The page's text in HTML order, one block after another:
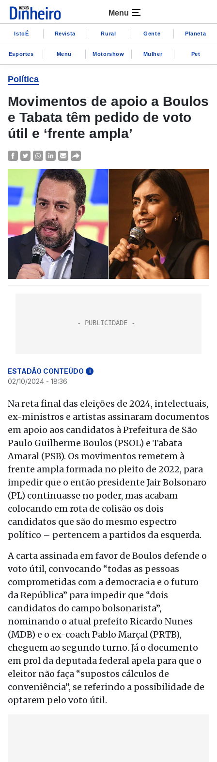
Menu
IstoÉ Revista Rural Gente Planeta
Esportes Menu Motorshow Mulher Pet
Política
Movimentos de apoio a Boulos
e Tabata têm pedido de voto
útil e ‘frente ampla’
ESTADÃO CONTEÚDO i
02/10/2024 - 18:36
Na reta final das eleições de 2024, intelectuais,
ex-ministros e artistas assinaram documentos
em apoio aos candidatos à Prefeitura de São
Paulo Guilherme Boulos (PSOL) e Tabata
Amaral (PSB). Os movimentos remetem à
frente ampla formada no pleito de 2022, para
impedir que o então presidente Jair Bolsonaro
(PL) continuasse no poder, mas acabam
colocando em rota de colisão os dois
candidatos que são do mesmo espectro
político – pertencem a partidos da esquerda.
A carta assinada em favor de Boulos defende o
voto útil, convocando “todas as pessoas
comprometidas com a democracia e o futuro
da República” para impedir que “dois
candidatos do campo bolsonarista”,
nominando o atual prefeito Ricardo Nunes
(MDB) e o ex-coach Pablo Marçal (PRTB),
cheguem ao segundo turno. Já o documento
em prol da deputada federal apela para que o
eleitor não faça “supostos cálculos de
conveniência”, se referindo a possibilidade de
optarem pelo voto útil.